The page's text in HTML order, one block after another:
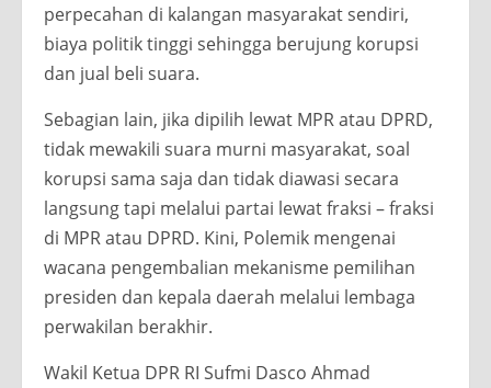
perpecahan di kalangan masyarakat sendiri,
biaya politik tinggi sehingga berujung korupsi
dan jual beli suara.
Sebagian lain, jika dipilih lewat MPR atau DPRD,
tidak mewakili suara murni masyarakat, soal
korupsi sama saja dan tidak diawasi secara
langsung tapi melalui partai lewat fraksi – fraksi
di MPR atau DPRD. Kini, Polemik mengenai
wacana pengembalian mekanisme pemilihan
presiden dan kepala daerah melalui lembaga
perwakilan berakhir.
Wakil Ketua DPR RI Sufmi Dasco Ahmad